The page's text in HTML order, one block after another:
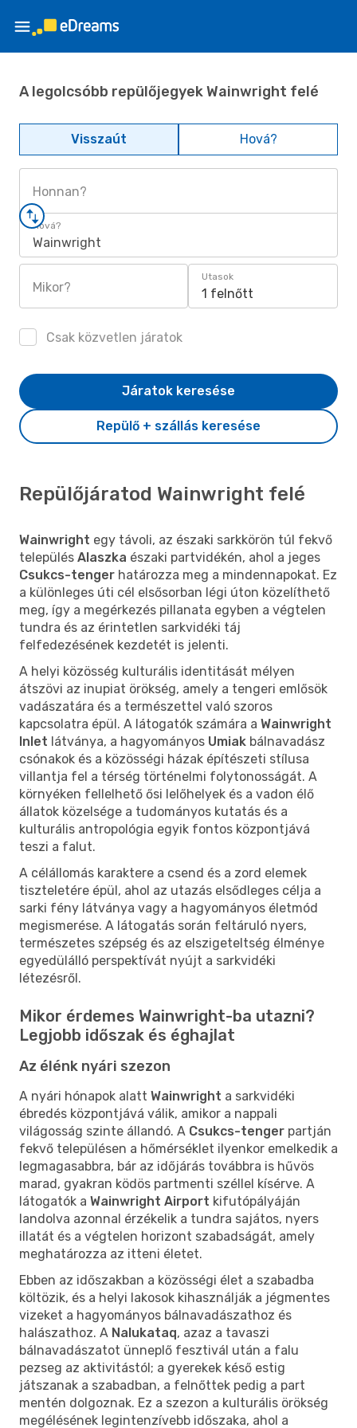
A legolcsóbb repülőjegyek Wainwright felé
Visszaút Hová?
Honnan?
Hová?
Wainwright
Mikor?
Utasok
1 felnőtt
Csak közvetlen járatok
Repülő + szállás keresése
Járatok keresése
Repülőjáratod Wainwright felé
Wainwright egy távoli, az északi sarkkörön túl fekvő
település Alaszka északi partvidékén, ahol a jeges
Csukcs-tenger határozza meg a mindennapokat. Ez
a különleges úti cél elsősorban légi úton közelíthető
meg, így a megérkezés pillanata egyben a végtelen
tundra és az érintetlen sarkvidéki táj
felfedezésének kezdetét is jelenti.
A helyi közösség kulturális identitását mélyen
átszövi az inupiat örökség, amely a tengeri emlősök
vadászatára és a természettel való szoros
kapcsolatra épül. A látogatók számára a Wainwright
Inlet látványa, a hagyományos Umiak bálnavadász
csónakok és a közösségi házak építészeti stílusa
villantja fel a térség történelmi folytonosságát. A
környéken fellelhető ősi lelőhelyek és a vadon élő
állatok közelsége a tudományos kutatás és a
kulturális antropológia egyik fontos központjává
teszi a falut.
A célállomás karaktere a csend és a zord elemek
tiszteletére épül, ahol az utazás elsődleges célja a
sarki fény látványa vagy a hagyományos életmód
megismerése. A látogatás során feltáruló nyers,
természetes szépség és az elszigeteltség élménye
egyedülálló perspektívát nyújt a sarkvidéki
létezésről.
Mikor érdemes Wainwright-ba utazni?
Legjobb időszak és éghajlat
Az élénk nyári szezon
A nyári hónapok alatt Wainwright a sarkvidéki
ébredés központjává válik, amikor a nappali
világosság szinte állandó. A Csukcs-tenger partján
fekvő településen a hőmérséklet ilyenkor emelkedik a
legmagasabbra, bár az időjárás továbbra is hűvös
marad, gyakran ködös partmenti széllel kísérve. A
látogatók a Wainwright Airport kifutópályáján
landolva azonnal érzékelik a tundra sajátos, nyers
illatát és a végtelen horizont szabadságát, amely
meghatározza az itteni életet.
Ebben az időszakban a közösségi élet a szabadba
költözik, és a helyi lakosok kihasználják a jégmentes
vizeket a hagyományos bálnavadászathoz és
halászathoz. A Nalukataq, azaz a tavaszi
bálnavadászatot ünneplő fesztivál után a falu
pezseg az aktivitástól; a gyerekek késő estig
játszanak a szabadban, a felnőttek pedig a part
mentén dolgoznak. Ez a szezon a kulturális örökség
megélésének legintenzívebb időszaka, ahol a